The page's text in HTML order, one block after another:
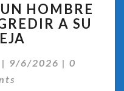
HOMBRE
A SU
| 9/6/2026 | 0